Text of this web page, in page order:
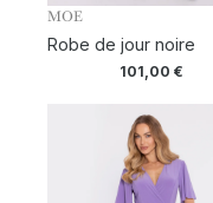
MOE
Robe de jour noire
101,00 €